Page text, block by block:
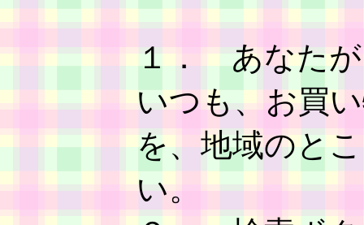
１． あなたが
いつも、お買
を、地域のと
い。